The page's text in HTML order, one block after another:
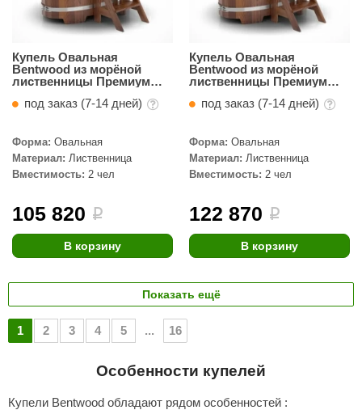
Купель Овальная
Bentwood из морёной
лиственницы Премиум
под заказ (7-14 дней)
Форма: Овальная
Материал: Лиственница
Вместимость: 2 чел
105 820 i
В корзину
Купель Овальная
Bentwood из морёной
лиственницы Премиум
под заказ (7-14 дней)
Форма: Овальная
Материал: Лиственница
Вместимость: 2 чел
122 870 i
В корзину
Показать ещё
1 2 3 4 5 ... 16
Особенности купелей
Купели Bentwood обладают рядом особенностей :